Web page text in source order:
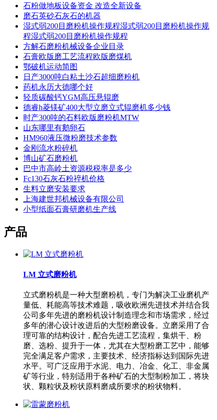
石粉做地板设备资金 改造全新设备
磨石英砂石灰石的机器
湿式弱200目磨粉机操作规程湿式弱200目磨粉机操作规
程湿式弱200目磨粉机操作规程
方解石磨粉机械设备企业目录
石膏欧版磨工艺流程欧版磨煤机
鄂破机运动简图
日产3000吨白粘土沙石超细磨粉机
药机永历大德哪个好
轻质碳酸钙YGM高压悬辊磨
德睿h菱镁矿400大型立磨立式辊磨机多少钱
时产300吨的石料欧版磨粉机MTW
山东哪里有鹅卵石
HM960液压微粉磨技术参数
金刚流水粉碎机
博山矿石磨粉机
巴中市高岭土资源税税率是多少
Fc130石灰石粉祽机价格
生料立磨安装要求
上海建世邦机械设备有限公司
小型纸面石膏研磨机生产线
产品
LM 立式磨粉机
立式磨粉机是一种大型磨粉机，专门为解决工业磨机产
量低、耗能高等技术难题，吸收欧洲先进技术并结合我
公司多年先进的磨粉机设计制造理念和市场需求，经过
多年的潜心设计改进后的大型粉磨设备。立磨采用了合
理可靠的结构设计，配合先进工艺流程，集烘干、粉
磨、选粉、提升于一体，尤其在大型粉磨工艺中，能够
完全满足客户需求，主要技术、经济指标达到国际先进
水平。可广泛应用于水泥、电力、冶金、化工、非金属
矿等行业，特别适用于各种矿石的大型制粉加工，将块
状、颗粒状及粉状原料磨成所要求的粉状物料。